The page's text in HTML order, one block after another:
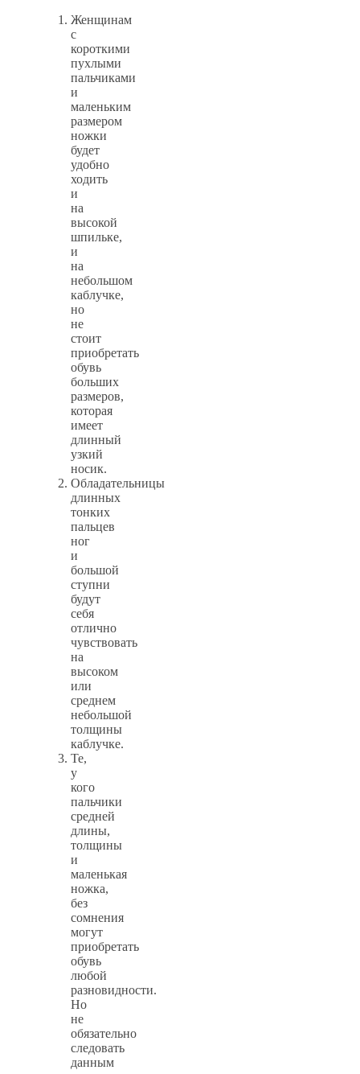
Женщинам
с
короткими
пухлыми
пальчиками
и
маленьким
размером
ножки
будет
удобно
ходить
и
на
высокой
шпильке,
и
на
небольшом
каблучке,
но
не
стоит
приобретать
обувь
больших
размеров,
которая
имеет
длинный
узкий
носик.
Обладательницы
длинных
тонких
пальцев
ног
и
большой
ступни
будут
себя
отлично
чувствовать
на
высоком
или
среднем
небольшой
толщины
каблучке.
Те,
у
кого
пальчики
средней
длины,
толщины
и
маленькая
ножка,
без
сомнения
могут
приобретать
обувь
любой
разновидности.
Но
не
обязательно
следовать
данным